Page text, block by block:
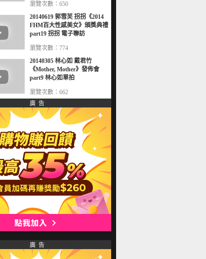
瀏覽次數：650
20140619 郭雪芙 拐拐《2014
FHM百大性感美女》頒獎典禮
part19 拐拐 電子聯訪
瀏覽次數：774
20140305 林心如 戴君竹
《Mother, Mother》發佈會
part9 林心如單拍
瀏覽次數：662
廣 告
廣 告